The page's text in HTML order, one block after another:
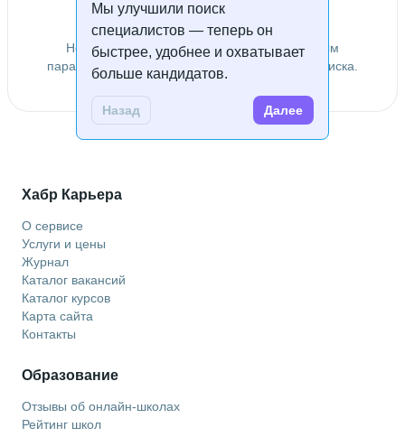
Мы улучшили поиск
специалистов — теперь он
быстрее, удобнее и охватывает
больше кандидатов.
Назад Далее
Специалисты не найдены
Не удалось найти специалистов по заданным
параметрам. Попробуйте изменить условия поиска.
Хабр Карьера
О сервисе
Услуги и цены
Журнал
Каталог вакансий
Каталог курсов
Карта сайта
Контакты
Образование
Отзывы об онлайн-школах
Рейтинг школ